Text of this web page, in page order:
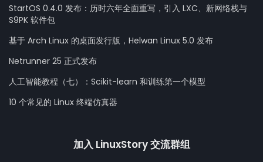
StartOS 0.4.0 发布：历时六年全面重写，引入 LXC、新网络栈与
S9PK 软件包
基于 Arch Linux 的桌面发行版，Helwan Linux 5.0 发布
Netrunner 25 正式发布
人工智能教程（七）：Scikit-learn 和训练第一个模型
10 个常见的 Linux 终端仿真器
加入 LinuxStory 交流群组